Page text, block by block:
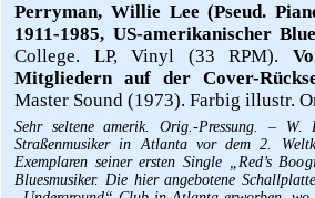
Perryman, Willie Lee (Pseud.
1911-1985, US-amerikanischer
College. LP, Vinyl (33 RPM).
Mitgliedern auf der Cover-
Master Sound (1973). Farbig illustr.
Sehr seltene amerik. Orig.-Pressung. –
Straßenmusiker in Atlanta vor dem 2.
Exemplaren seiner ersten Single „Red’s
Bluesmusiker. Die hier angebotene